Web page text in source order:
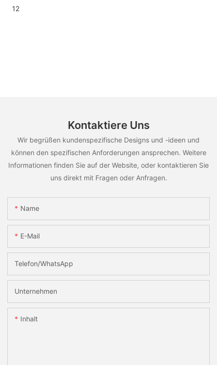
Kontaktiere Uns
Wir begrüßen kundenspezifische Designs und -ideen und
können den spezifischen Anforderungen ansprechen. Weitere
Informationen finden Sie auf der Website, oder kontaktieren Sie
uns direkt mit Fragen oder Anfragen.
Name
E-Mail
Telefon/WhatsApp
Unternehmen
Inhalt